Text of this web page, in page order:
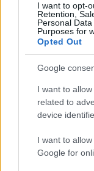
I want to opt-
Retention,
Personal
Purposes for
Opted Out
Google
I want to
related to
device
I want to
Google for
Lavoro digitale:
proteggere i
Andrea Innocenti · 3 Ago
PIÙ LETTI
C’è posta per
anticipazioni